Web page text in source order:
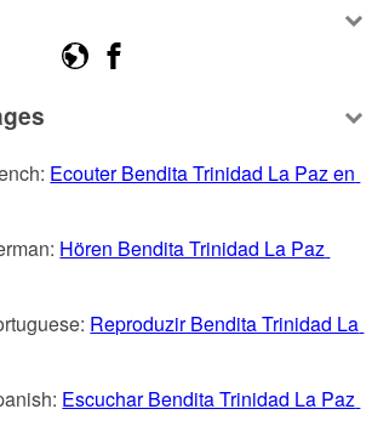
Ecouter Bendita Trinidad La Paz en
Hören Bendita Trinidad La Paz
Reproduzir Bendita Trinidad La
Escuchar Bendita Trinidad La Paz